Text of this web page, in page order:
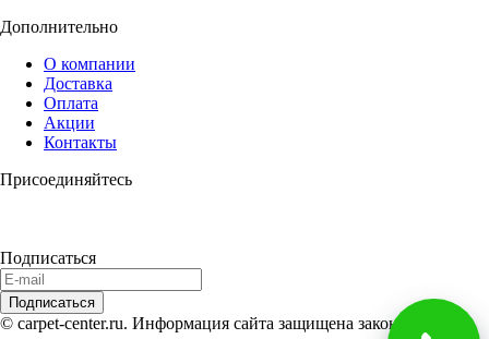
Дополнительно
О компании
Доставка
Оплата
Акции
Контакты
Присоединяйтесь
Подписаться
© carpet-center.ru. Информация сайта защищена законом об